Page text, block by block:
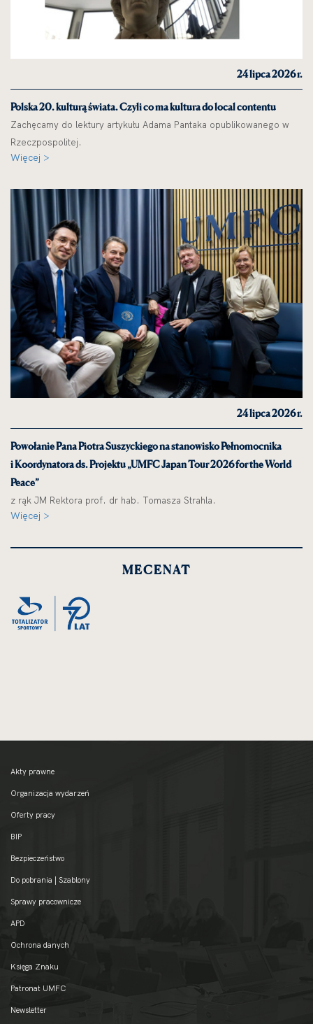
24 lipca 2026 r.
Polska 20. kulturą świata. Czyli co ma kultura do local contentu
Zachęcamy do lektury artykułu Adama Pantaka opublikowanego w
Rzeczpospolitej.
Więcej >
24 lipca 2026 r.
Powołanie Pana Piotra Suszyckiego na stanowisko Pełnomocnika
i Koordynatora ds. Projektu „UMFC Japan Tour 2026 for the World
Peace”
z rąk JM Rektora prof. dr hab. Tomasza Strahla.
Więcej >
MECENAT
Akty prawne
Organizacja wydarzeń
Oferty pracy
BIP
Bezpieczeństwo
Do pobrania | Szablony
Sprawy pracownicze
APD
Ochrona danych
Księga Znaku
Patronat UMFC
Newsletter